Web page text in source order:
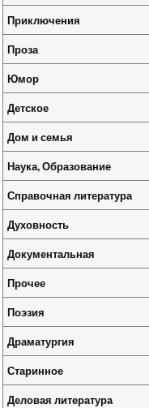
Приключения
Проза
Юмор
Детское
Дом и семья
Наука, Образование
Справочная литература
Духовность
Документальная
Прочее
Поэзия
Драматургия
Старинное
Деловая литература